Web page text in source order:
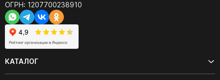
ОГРН: 1207700238910
КАТАЛОГ